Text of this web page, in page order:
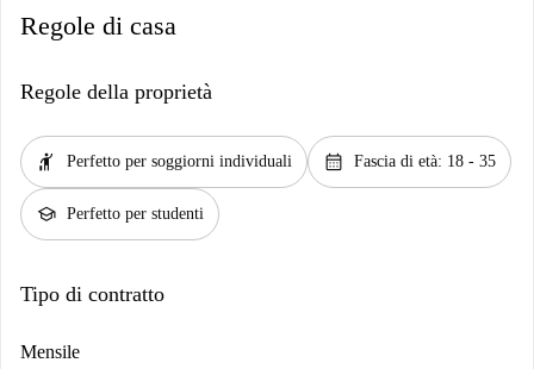
Regole di casa
Regole della proprietà
hail Perfetto per soggiorni individuali calendar_month Fascia di età: 18 - 35
school Perfetto per studenti
Tipo di contratto
Mensile